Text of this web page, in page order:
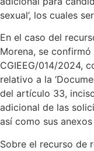
sexual’, los cuales
En el caso del
Morena, se
CGIEEG/014/2024,
relativo a la
del artículo 33,
adicional de las
así como sus
Sobre el recurso de